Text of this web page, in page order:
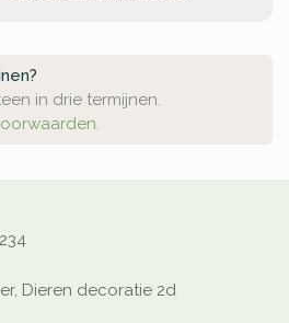
in drie termijnen.
Dieren decoratie 2d